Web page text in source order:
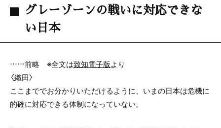
グレーゾーンの戦いに対応できな
い日本
……前略 ※全文は致知電子版より
〈織田〉
ここまででお分かりいただけるように、いまの日本は危機に
的確に対応できる体制になっていない。